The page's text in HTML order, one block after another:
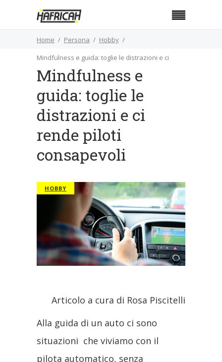
Home Persona
Hobby
Mindfulness e guida: toglie le distrazioni e ci
rende piloti consapevoli
Mindfulness e
guida: toglie le
distrazioni e ci
rende piloti
consapevoli
HOBBY
Articolo a cura di Rosa Piscitelli
Alla guida di un auto ci sono
situazioni che viviamo con il
pilota automatico, senza